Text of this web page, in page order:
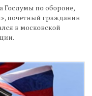
Госдумы по обороне,
почетный гражданин
в московской